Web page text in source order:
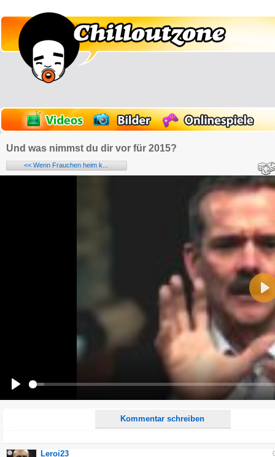
Und was nimmst du dir vor für 2015?
<< Wenn Frauchen heim k...
Kommentar schreiben
Alle HTML-Tags außer <br>, <strike> und <i> werden aus Deinem Kommentar entfernt.
URLs werden automatisch umgewandelt. Bitte verwende "www." oder "http://" in URLs
Ich möchte eine E-Mail, wenn zu meinem Kommentar Antworten erscheinen.
Ich möchte eine E-Mail, wenn auf dieser Seite weitere Kommentare erscheinen.
Leroi23